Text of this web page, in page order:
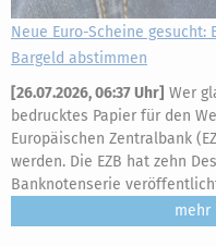
Neue Euro-Scheine
Bargeld abstimmen
[26.07.2026, 06:37 Uhr] Wer
bedrucktes Papier für den
Europäischen Zentralbank
werden. Die EZB hat zehn
Banknotenserie
mehr